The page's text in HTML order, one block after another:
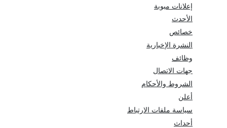
إعلانات مبوبة
الأحدث
خصائص
النشرة الإخبارية
وظائف
جهات الاتصال
الشروط والأحكام
أعلن
سياسة ملفات الارتباط
أحداث